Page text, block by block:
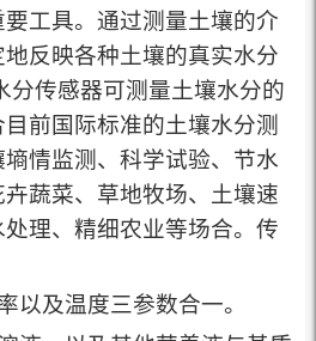
工具。通过测量土壤的介
反映各种土壤的真实水分
分传感器可测量土壤水分的
前国际标准的土壤水分测
情监测、科学试验、节水
蔬菜、草地牧场、土壤速
理、精细农业等场合。传
以及温度三参数合一。